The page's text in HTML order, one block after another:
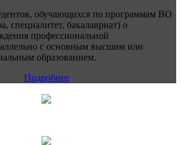
обучающихся по программам ВО
специалитет, бакалавриат) о
профессиональной
с основным высшим или
образованием.
Подробнее